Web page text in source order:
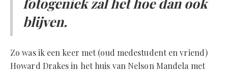
blijven.
Zo was ik een keer met (oud medestudent en vriend)
Howard Drakes in het huis van Nelson Mandela met